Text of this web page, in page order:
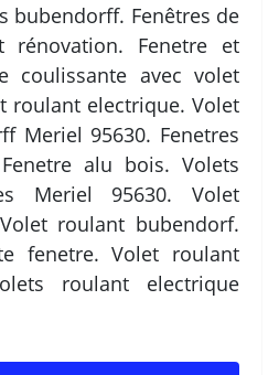
bubendorff. Fenêtres de
Fenetre et
coulissante avec volet
roulant electrique. Volet
Meriel 95630. Fenetres
alu bois. Volets
Meriel 95630. Volet
roulant bubendorf.
fenetre. Volet roulant
roulant electrique